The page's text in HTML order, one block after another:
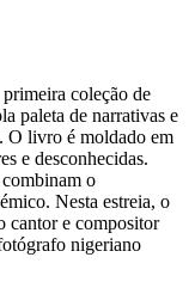
coleção de
paleta de narrativas e
O livro é moldado em
e desconhecidas.
o
Nesta estreia, o
cantor e compositor
nigeriano